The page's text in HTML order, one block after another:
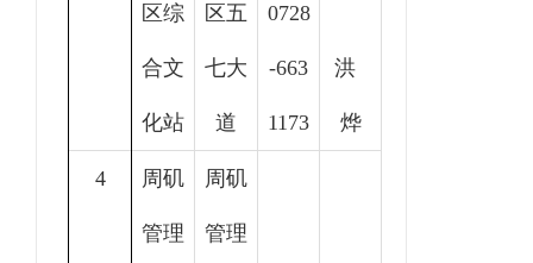
区综
合文
化站
区五
七大
道
0728
-663
1173
洪
烨
4 周矶
管理
周矶
管理